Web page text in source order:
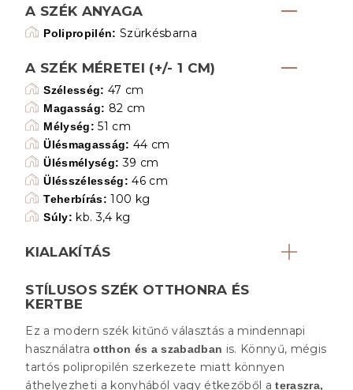
A SZÉK ANYAGA
Polipropilén: Szürkésbarna
A SZÉK MÉRETEI (+/- 1 CM)
Szélesség: 47 cm
Magasság: 82 cm
Mélység: 51 cm
Ülésmagasság: 44 cm
Ülésmélység: 39 cm
Ülésszélesség: 46 cm
Teherbírás:100 kg
Súly: kb. 3,4 kg
KIALAKÍTÁS
STÍLUSOS SZÉK OTTHONRA ÉS
KERTBE
Ez a modern szék kitűnő választás a mindennapi
használatraotthon és a szabadban is. Könnyű, mégis
tartós polipropilén szerkezete miatt könnyen
áthelyezheti a konyhából vagy étkezőből ateraszra,